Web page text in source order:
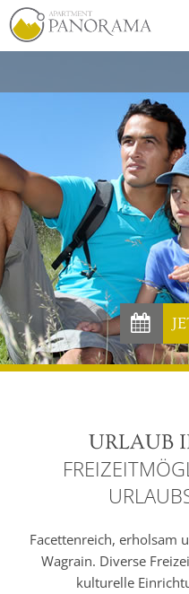
URLAUB
Facettenreich, erholsam
Wagrain. Diverse
kulturelle